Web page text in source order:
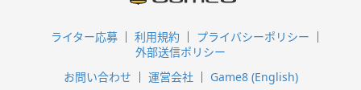
ライター応募 利用規約
プライバシーポリシー
外部送信ポリシー
お問い合わせ
運営会社 Game8 (English)